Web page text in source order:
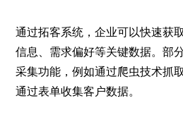
通过拓客系统，企业可以快速获
信息、需求偏好等关键数据。部
采集功能，例如通过爬虫技术抓
通过表单收集客户数据。